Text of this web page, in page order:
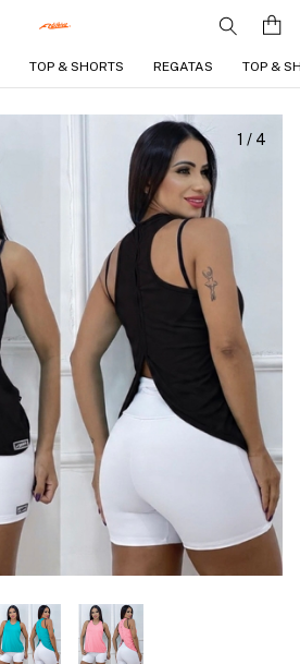
TOP & SHORTS REGATAS TOP &
1 / 4